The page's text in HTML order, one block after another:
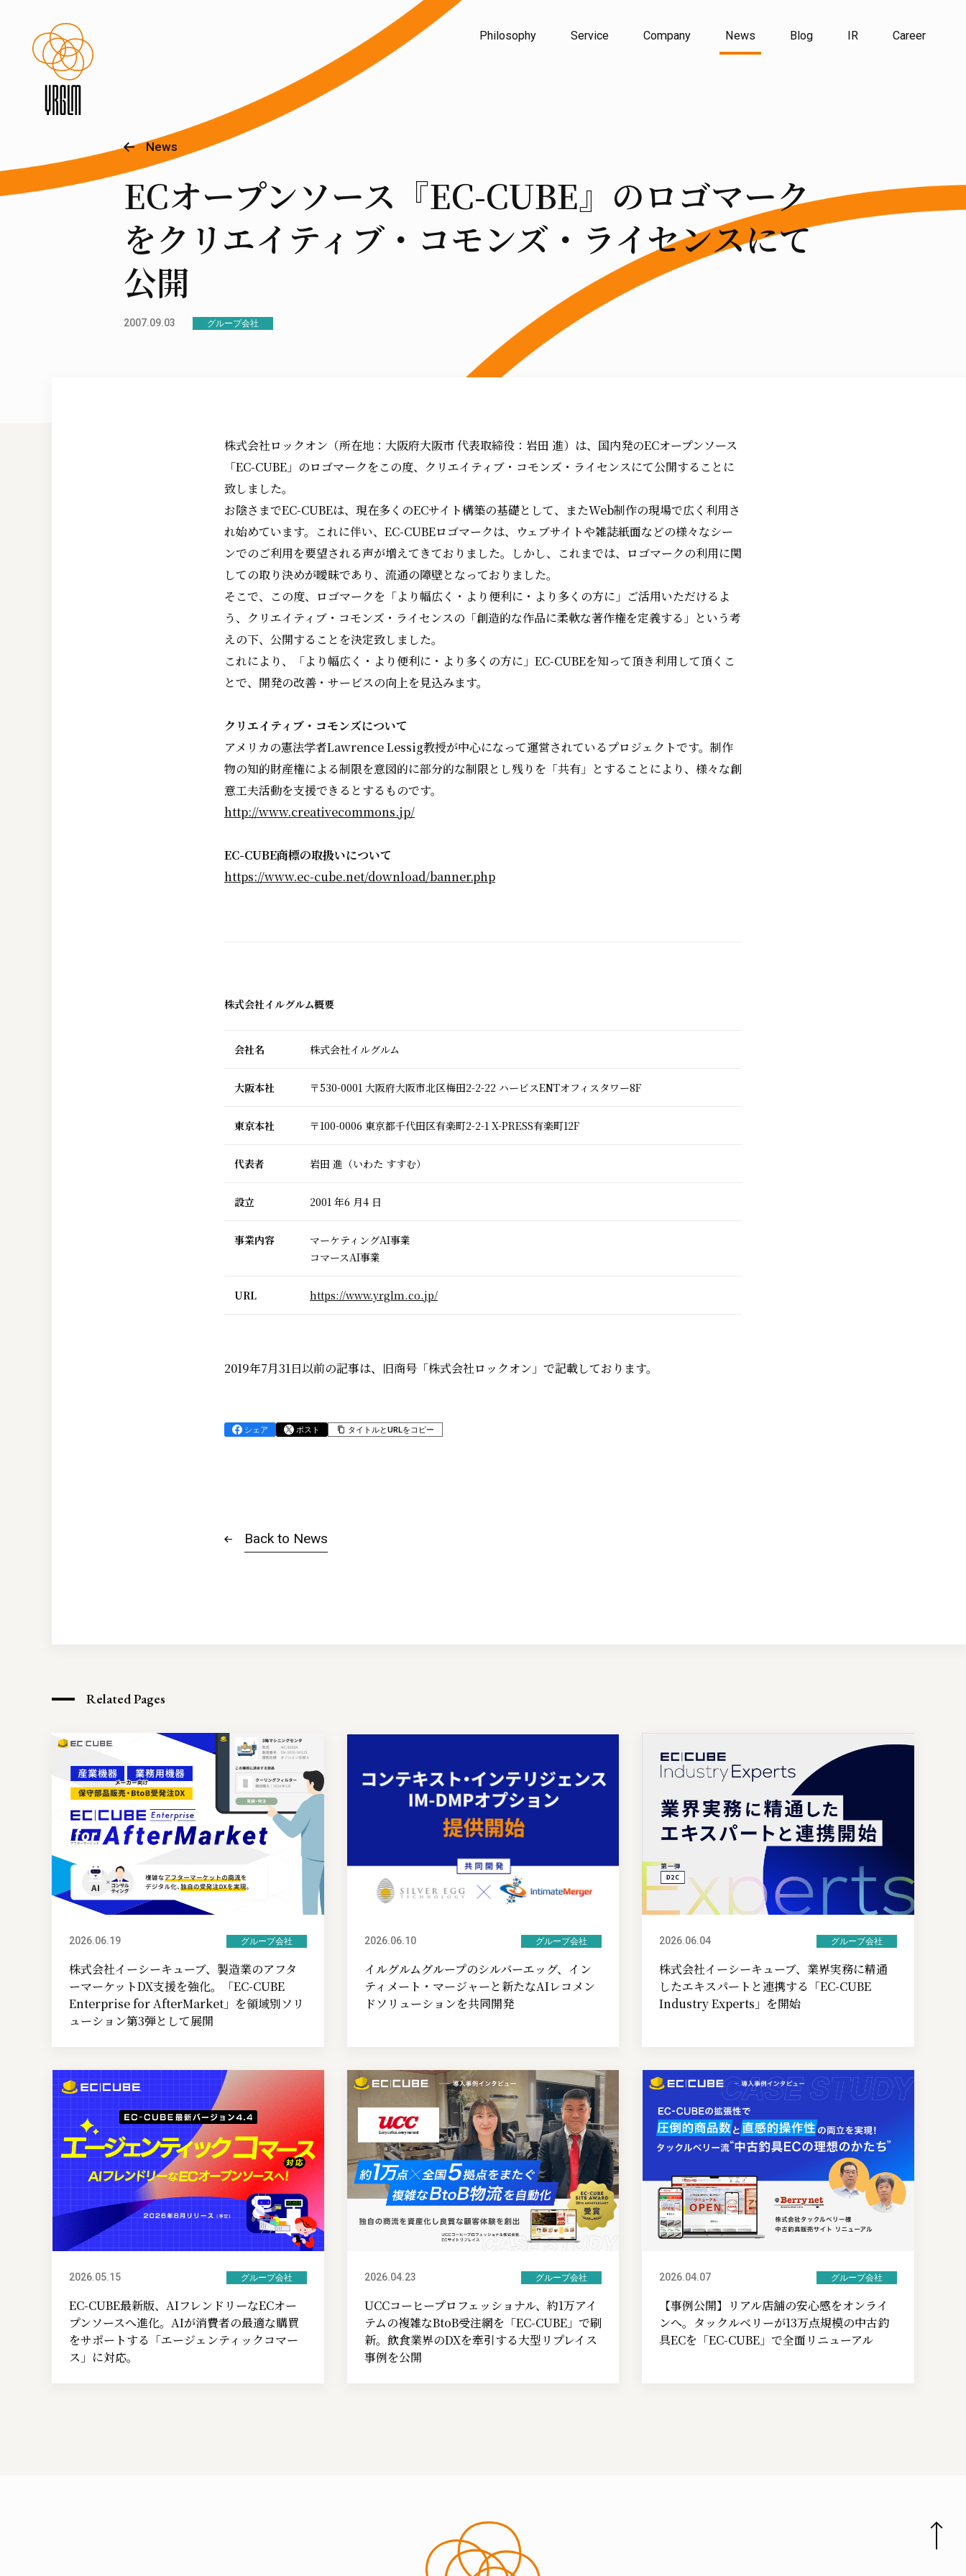
Philosophy Service Company News Blog IR Career
News
ECオープンソース『EC-CUBE』のロゴマーク
をクリエイティブ・コモンズ・ライセンスにて
公開
2007.09.03 グループ会社
株式会社ロックオン（所在地：大阪府大阪市 代表取締役：岩田 進）は、国内発のECオープンソース
「EC-CUBE」のロゴマークをこの度、クリエイティブ・コモンズ・ライセンスにて公開することに
致しました。
お陰さまでEC-CUBEは、現在多くのECサイト構築の基礎として、またWeb制作の現場で広く利用さ
れ始めています。これに伴い、EC-CUBEロゴマークは、ウェブサイトや雑誌紙面などの様々なシー
ンでのご利用を要望される声が増えてきておりました。しかし、これまでは、ロゴマークの利用に関
しての取り決めが曖昧であり、流通の障壁となっておりました。
そこで、この度、ロゴマークを「より幅広く・より便利に・より多くの方に」ご活用いただけるよ
う、クリエイティブ・コモンズ・ライセンスの「創造的な作品に柔軟な著作権を定義する」という考
えの下、公開することを決定致しました。
これにより、「より幅広く・より便利に・より多くの方に」EC-CUBEを知って頂き利用して頂くこ
とで、開発の改善・サービスの向上を見込みます。
クリエイティブ・コモンズについて
アメリカの憲法学者Lawrence Lessig教授が中心になって運営されているプロジェクトです。制作
物の知的財産権による制限を意図的に部分的な制限とし残りを「共有」とすることにより、様々な創
意工夫活動を支援できるとするものです。
http://www.creativecommons.jp/
EC-CUBE商標の取扱いについて
https://www.ec-cube.net/download/banner.php
株式会社イルグルム概要
会社名 株式会社イルグルム
大阪本社 〒530-0001 大阪府大阪市北区梅田2-2-22 ハービスENTオフィスタワー8F
東京本社 〒100-0006 東京都千代田区有楽町2-2-1 X-PRESS有楽町12F
代表者 岩田 進（いわた すすむ）
設立 2001 年6 月4 日
事業内容
マーケティングAI事業
コマースAI事業
URL https://www.yrglm.co.jp/
2019年7月31日以前の記事は、旧商号「株式会社ロックオン」で記載しております。
シェア ポスト タイトルとURLをコピー
Back to News
Related Pages
2026.06.19 グループ会社
株式会社イーシーキューブ、製造業のアフタ
ーマーケットDX支援を強化。「EC-CUBE
Enterprise for AfterMarket」を領域別ソリ
ューション第3弾として展開
2026.06.10 グループ会社
イルグルムグループのシルバーエッグ、イン
ティメート・マージャーと新たなAIレコメン
ドソリューションを共同開発
2026.06.04 グループ会社
株式会社イーシーキューブ、業界実務に精通
したエキスパートと連携する「EC-CUBE
Industry Experts」を開始
2026.05.15 グループ会社
EC-CUBE最新版、AIフレンドリーなECオー
プンソースへ進化。AIが消費者の最適な購買
をサポートする「エージェンティックコマー
ス」に対応。
2026.04.23 グループ会社
UCCコーヒープロフェッショナル、約1万アイ
テムの複雑なBtoB受注網を「EC-CUBE」で刷
新。飲食業界のDXを牽引する大型リプレイス
事例を公開
2026.04.07 グループ会社
【事例公開】リアル店舗の安心感をオンライ
ンへ。タックルベリーが13万点規模の中古釣
具ECを「EC-CUBE」で全面リニューアル